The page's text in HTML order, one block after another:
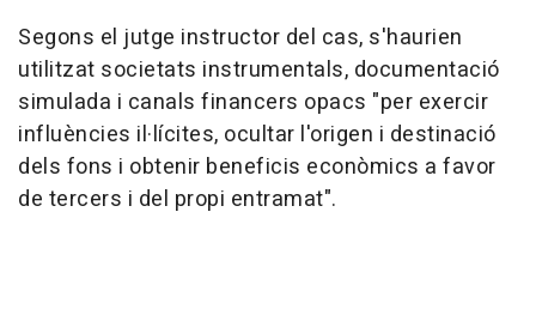
Segons el jutge instructor del cas, s'haurien
utilitzat societats instrumentals, documentació
simulada i canals financers opacs "per exercir
influències il·lícites, ocultar l'origen i destinació
dels fons i obtenir beneficis econòmics a favor
de tercers i del propi entramat".